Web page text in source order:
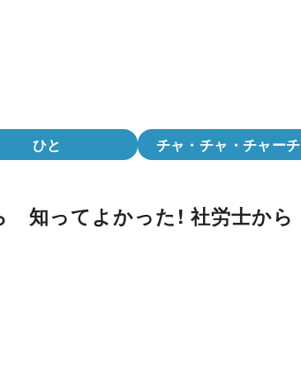
ひと チャ・チャ・チャーチ
知ってよかった! 社労士から